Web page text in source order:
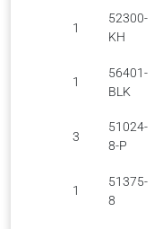
1
52300-
KH
1
56401-
BLK
3
51024-
8-P
1
51375-
8